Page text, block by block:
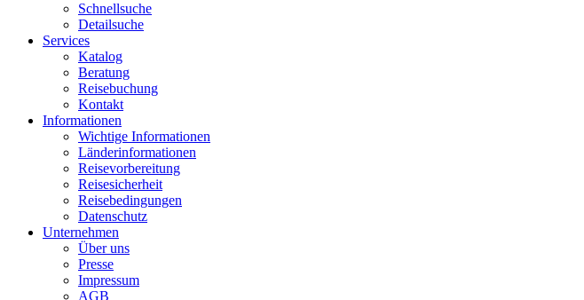
Schnellsuche
Detailsuche
Services
Katalog
Beratung
Reisebuchung
Kontakt
Informationen
Wichtige Informationen
Länderinformationen
Reisevorbereitung
Reisesicherheit
Reisebedingungen
Datenschutz
Unternehmen
Über uns
Presse
Impressum
AGB